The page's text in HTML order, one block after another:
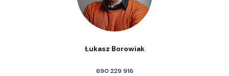
Łukasz Borowiak
690 229 916